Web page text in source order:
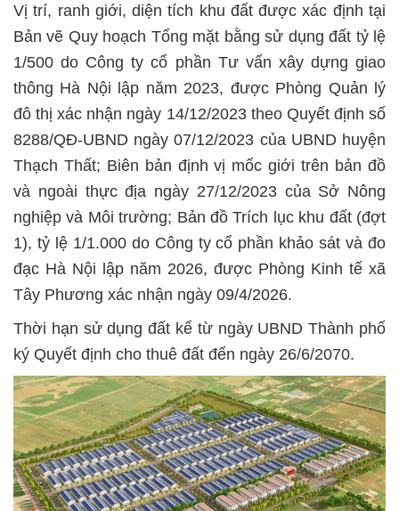
Vị trí, ranh giới, diện tích khu đất được xác định tại
Bản vẽ Quy hoạch Tổng mặt bằng sử dụng đất tỷ lệ
1/500 do Công ty cổ phần Tư vấn xây dựng giao
thông Hà Nội lập năm 2023, được Phòng Quản lý
đô thị xác nhận ngày 14/12/2023 theo Quyết định số
8288/QĐ-UBND ngày 07/12/2023 của UBND huyện
Thạch Thất; Biên bản định vị mốc giới trên bản đồ
và ngoài thực địa ngày 27/12/2023 của Sở Nông
nghiệp và Môi trường; Bản đồ Trích lục khu đất (đợt
1), tỷ lệ 1/1.000 do Công ty cổ phần khảo sát và đo
đạc Hà Nội lập năm 2026, được Phòng Kinh tế xã
Tây Phương xác nhận ngày 09/4/2026.
Thời hạn sử dụng đất kể từ ngày UBND Thành phố
ký Quyết định cho thuê đất đến ngày 26/6/2070.